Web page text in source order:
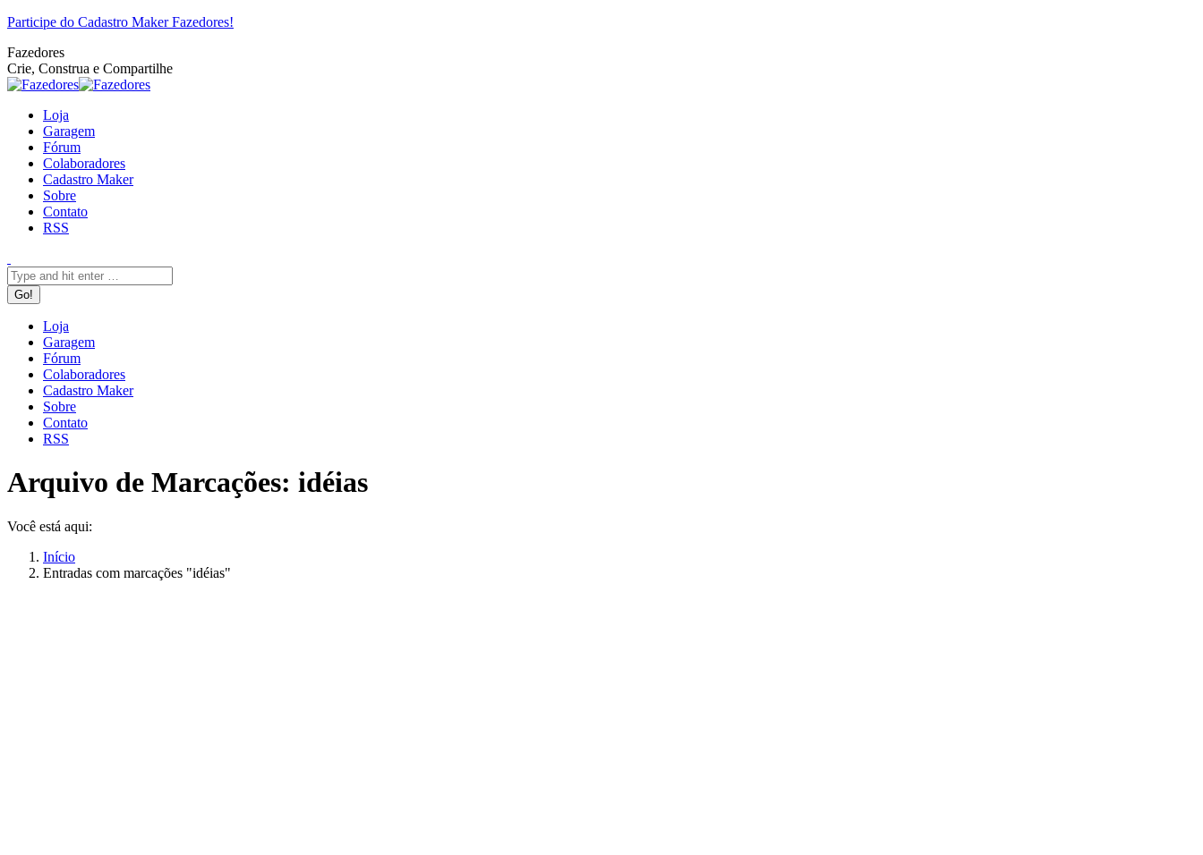
Pular
o
conteúdo
Facebook
Twitter
Google+
YouTube
Website
Rss
Participe do Cadastro Maker Fazedores!
Fazedores
Crie, Construa e Compartilhe
Loja
Garagem
Fórum
Colaboradores
Cadastro Maker
Sobre
Contato
RSS
Loja
Garagem
Fórum
Colaboradores
Cadastro Maker
Sobre
Contato
RSS
Arquivo de Marcações: idéias
Você está aqui:
Início
Entradas com marcações "idéias"